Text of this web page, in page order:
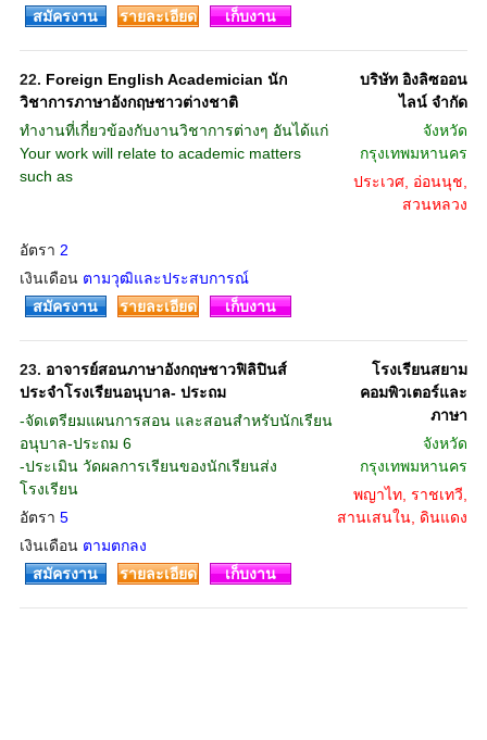
สมัครงาน รายละเอียด เก็บงาน
22. Foreign English Academician นัก
วิชาการภาษาอังกฤษชาวต่างชาติ
ทำงานที่เกี่ยวข้องกับงานวิชาการต่างๆ อันได้แก่
Your work will relate to academic matters
such as
อัตรา 2
เงินเดือน ตามวุฒิและประสบการณ์
บริษัท อิงลิซออน
ไลน์ จำกัด
จังหวัด
กรุงเทพมหานคร
ประเวศ, อ่อนนุช,
สวนหลวง
สมัครงาน รายละเอียด เก็บงาน
23. อาจารย์สอนภาษาอังกฤษชาวฟิลิปินส์
ประจำโรงเรียนอนุบาล- ประถม
-จัดเตรียมแผนการสอน และสอนสำหรับนักเรียน
อนุบาล-ประถม 6
-ประเมิน วัดผลการเรียนของนักเรียนส่ง
โรงเรียน
อัตรา 5
เงินเดือน ตามตกลง
โรงเรียนสยาม
คอมพิวเตอร์และ
ภาษา
จังหวัด
กรุงเทพมหานคร
พญาไท, ราชเทวี,
สานเสนใน, ดินแดง
สมัครงาน รายละเอียด เก็บงาน